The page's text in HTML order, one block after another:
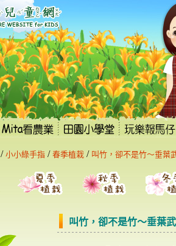
/ 小小綠手指 / 春季植栽 / 叫竹，卻不是竹～垂葉
叫竹，卻不是竹～垂葉